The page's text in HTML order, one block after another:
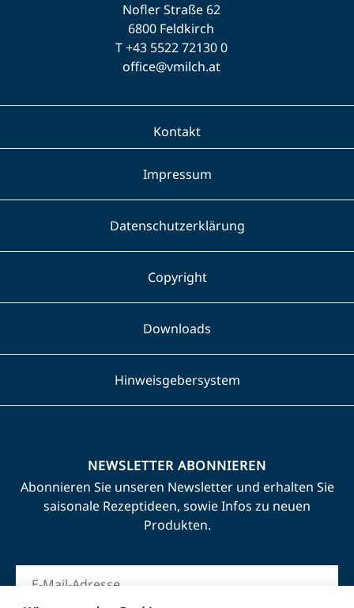
Nofler Straße 62
6800 Feldkirch
T +43 5522 72130 0
office@vmilch.at
Kontakt
Impressum
Datenschutzerklärung
Copyright
Downloads
Hinweisgebersystem
NEWSLETTER ABONNIEREN
Abonnieren Sie unseren Newsletter und erhalten Sie
saisonale Rezeptideen, sowie Infos zu neuen
Produkten.